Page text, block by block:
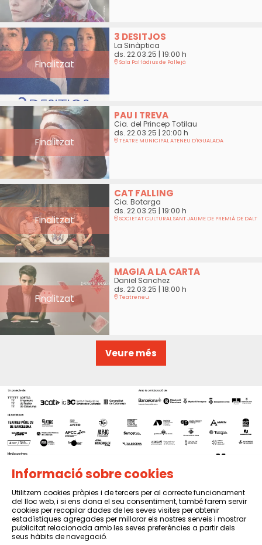
Finalitzat
3 DESITJOS
La Sinàptica
ds. 22.03.25 | 19:00 h
Sala Pal·làdius de Pallejà
Finalitzat
PAU I TREVA
Cia. del Princep Totilau
ds. 22.03.25 | 20:00 h
TEATRE MUNICIPAL ATENEU D'IGUALADA
Finalitzat
CAT FALLING
Cia. Botarga
ds. 22.03.25 | 19:00 h
SOCIETAT CULTURAL SANT JAUME DE PREMIÀ DE DALT
Finalitzat
MAGIA A LA CARTA
Daniel Sanchez
ds. 22.03.25 | 18:00 h
Teatreneu
Veure més
Sitemap | Avís Legal | Política de privacitat | Contactar
Informació sobre cookies
Utilitzem cookies pròpies i de tercers per al correcte funcionament
del lloc web, i si ens dona el seu consentiment, també farem servir
cookies per recopilar dades de les seves visites per obtenir
estadístiques agregades per millorar els nostres serveis i mostrar
publicitat relacionada amb les seves preferències a partir dels
seus hàbits de navegació.